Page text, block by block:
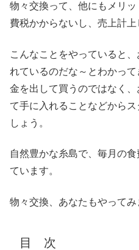
物々交換って、他にもメリ
費税かからないし、売上計上
こんなことをやっていると
れているのだな～とわかっ
金を出して買うのではなく
て手に入れることなどから
しょう。
自然豊かな糸島で、毎月の
ています。
物々交換、あなたもやってみ
目 次